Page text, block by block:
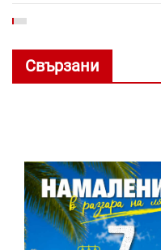
Свързани